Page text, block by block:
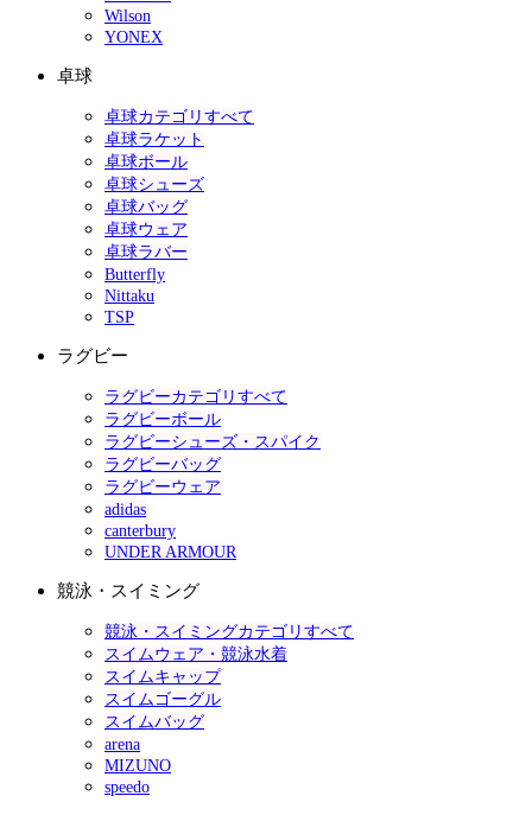
Wilson
YONEX
卓球
卓球カテゴリすべて
卓球ラケット
卓球ボール
卓球シューズ
卓球バッグ
卓球ウェア
卓球ラバー
Butterfly
Nittaku
TSP
ラグビー
ラグビーカテゴリすべて
ラグビーボール
ラグビーシューズ・スパイク
ラグビーバッグ
ラグビーウェア
adidas
canterbury
UNDER ARMOUR
競泳・スイミング
競泳・スイミングカテゴリすべて
スイムウェア・競泳水着
スイムキャップ
スイムゴーグル
スイムバッグ
arena
MIZUNO
speedo